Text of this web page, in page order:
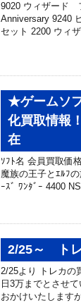
9020 ウィザード
Anniversary 9240
セット 2200 ウィ
★ゲームソ
化買取情報
在
ｿﾌﾄ名 会員買取価
魔族の王子とｴﾙﾌ
ｰｽﾞ ﾜﾝﾀﾞｰ 4400
2/25～ ト
2/25より トレカの
日3万までとさせ
おかけいたします